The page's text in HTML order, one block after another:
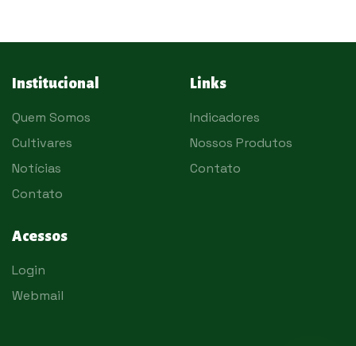
Institucional
Quem Somos
Cultivares
Notícias
Contato
Links
Indicadores
Nossos Produtos
Contato
Acessos
Login
Webmail